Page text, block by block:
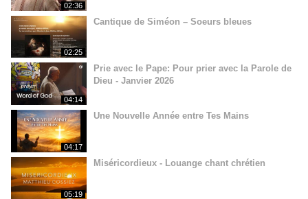
02:36
02:25
Cantique de Siméon – Soeurs bleues
04:14
Prie avec le Pape: Pour prier avec la Parole de
Dieu - Janvier 2026
04:17
Une Nouvelle Année entre Tes Mains
05:19
Miséricordieux - Louange chant chrétien